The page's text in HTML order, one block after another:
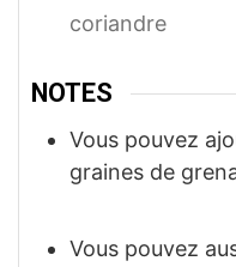
coriandre
NOTES
Vous pouvez
graines de
Vous pouvez